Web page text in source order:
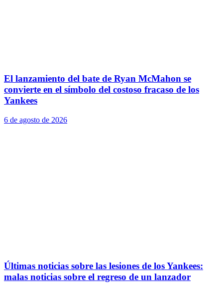
El lanzamiento del bate de Ryan McMahon se
convierte en el símbolo del costoso fracaso de los
Yankees
6 de agosto de 2026
Últimas noticias sobre las lesiones de los Yankees:
malas noticias sobre el regreso de un lanzador